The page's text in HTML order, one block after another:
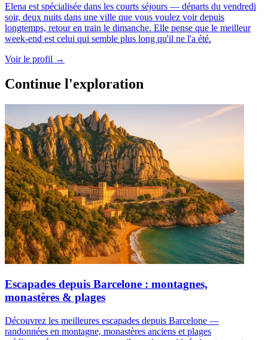
Elena est spécialisée dans les courts séjours — départs du vendredi
soir, deux nuits dans une ville que vous voulez voir depuis
longtemps, retour en train le dimanche. Elle pense que le meilleur
week-end est celui qui semble plus long qu'il ne l'a été.
Voir le profil →
Continue l'exploration
Escapades depuis Barcelone : montagnes,
monastères & plages
Découvrez les meilleures escapades depuis Barcelone —
randonnées en montagne, monastères anciens et plages